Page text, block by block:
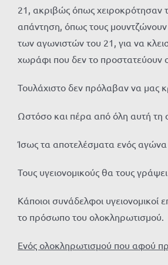
21, ακριβώς όπως χειροκρότησαν
απάντηση, όπως τους
των αγωνιστών του 21, για να
χωράφι που δεν το προστατεύουν
Τουλάχιστο δεν πρόλαβαν να μας
Ωστόσο και πέρα από όλη αυτή τη
Ίσως τα αποτελέσματα ενός
Τους υγειονομικούς θα τους
Κάποιοι συνάδελφοι
το πρόσωπο του ολοκληρωτισμού.
Ενός ολοκληρωτισμού που αφού